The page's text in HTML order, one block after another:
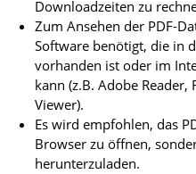
Downloadzeiten zu
Zum Ansehen der PDF-
Software benötigt, die in
vorhanden ist oder im
kann (z.B. Adobe Reader,
Viewer).
Es wird empfohlen, das
Browser zu öffnen,
herunterzuladen.